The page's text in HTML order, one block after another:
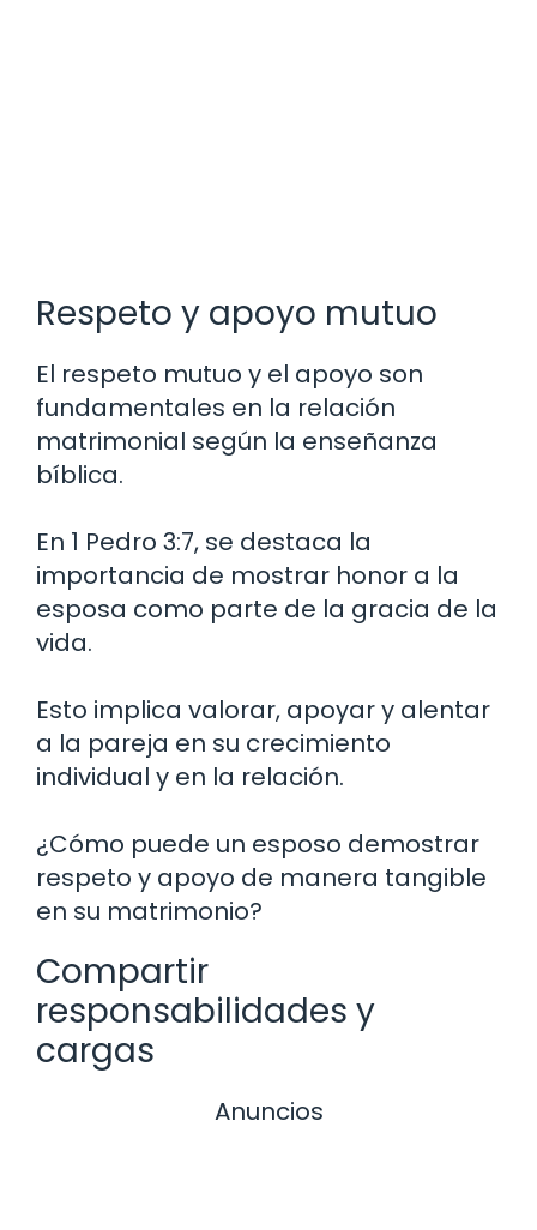
Respeto y apoyo mutuo
El respeto mutuo y el apoyo son
fundamentales en la relación
matrimonial según la enseñanza
bíblica.
En 1 Pedro 3:7, se destaca la
importancia de mostrar honor a la
esposa como parte de la gracia de la
vida.
Esto implica valorar, apoyar y alentar
a la pareja en su crecimiento
individual y en la relación.
¿Cómo puede un esposo demostrar
respeto y apoyo de manera tangible
en su matrimonio?
Compartir
responsabilidades y
cargas
Anuncios